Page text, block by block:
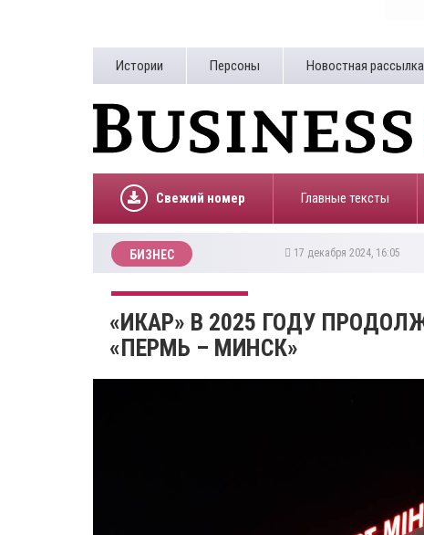
Истории Персоны Новостная рассылка
Свежий номер Главные тексты
БИЗНЕС 17 декабря 2024, 16:05
«ИКАР» В 2025 ГОДУ
«ПЕРМЬ – МИНСК»